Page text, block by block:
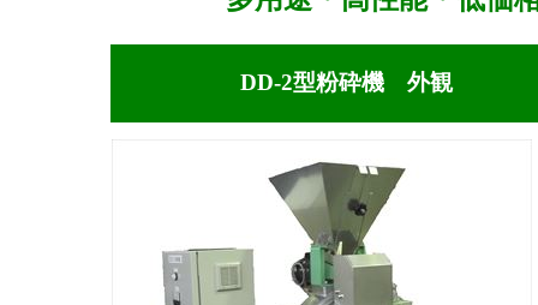
DD-2型粉砕機 外観